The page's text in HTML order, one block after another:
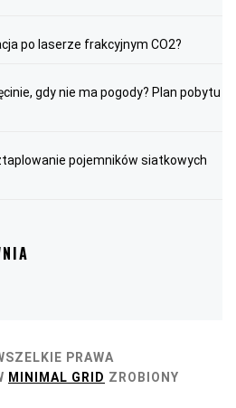
po laserze frakcyjnym CO2?
gdy nie ma pogody? Plan pobytu
pojemników siatkowych
PRAWA
MINIMAL GRID ZROBIONY